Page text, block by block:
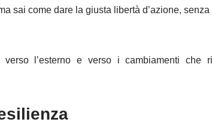
sai come dare la giusta libertà d’azione,
verso l’esterno e verso i cambiamenti che